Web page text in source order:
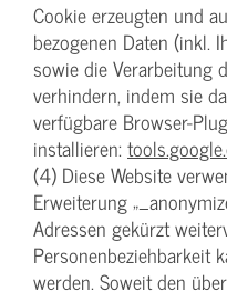
Cookie erzeugten und
bezogenen Daten (inkl.
sowie die Verarbeitung
verhindern, indem sie
verfügbare Browser-
installieren:
(4) Diese Website
Erweiterung
Adressen gekürzt
Personenbeziehbarkeit
werden. Soweit den